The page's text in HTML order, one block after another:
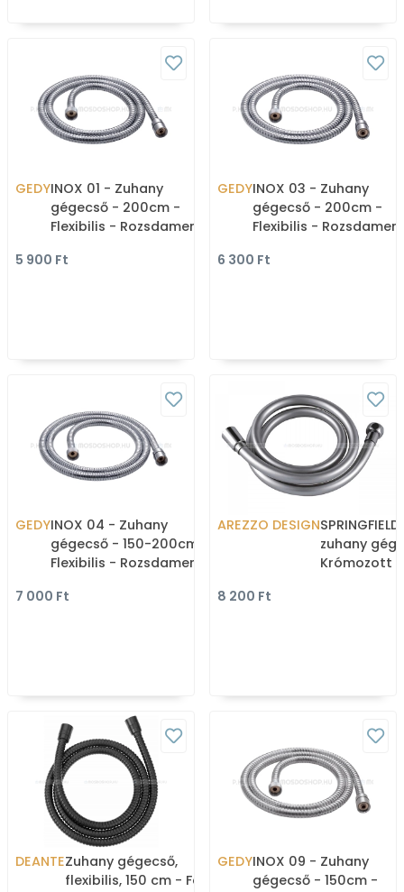
GEDYINOX 01 - Zuhany
gégecső - 200cm -
Flexibilis - Rozsdamentes
5 900 Ft
GEDYINOX 03 - Zuhany
gégecső - 200cm -
Flexibilis -
6 300 Ft
GEDYINOX 04 - Zuhany
gégecső - 150-200cm -
Flexibilis - Rozsdamentes
7 000 Ft
AREZZO DESIGN
zuhany
Krómozott
8 200 Ft
DEANTEZuhany gégecső,
flexibilis, 150 cm - Fekete
GEDYINOX 09 - Zuhany
gégecső - 150cm -